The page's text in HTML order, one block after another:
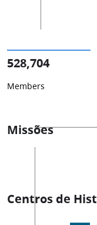
528,704
Members
Missões
Centros de